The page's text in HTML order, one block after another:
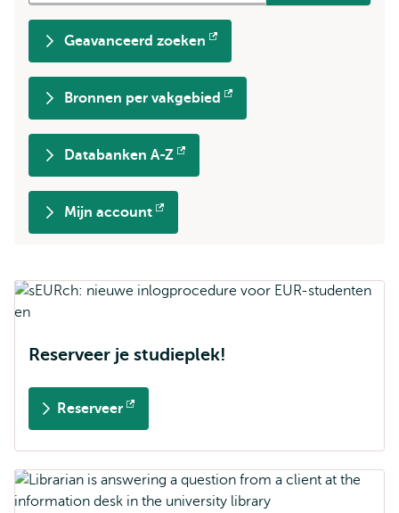
collectie
Geavanceerd zoeken
Opent
Bronnen per vakgebied
Opent
Databanken A-Z
Opent
Mijn account
Opent
Reserveer je studieplek!
Reserveer
Opent